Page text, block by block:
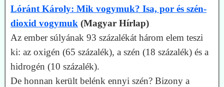
Lóránt Károly: Mik vogymuk? Isa, por és szén-
dioxid vogymuk (Magyar Hírlap)
Az ember súlyának 93 százalékát három elem teszi
ki: az oxigén (65 százalék), a szén (18 százalék) és a
hidrogén (10 százalék).
De honnan került belénk ennyi szén? Bizony a